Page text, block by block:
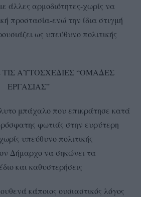
άλλες αρμοδιότητες-χωρίς να
προστασία-ενώ την ίδια στιγμή
ως υπεύθυνο πολιτικής
ΑΥΤΟΣΧΕΔΙΕΣ “ΟΜΑΔΕΣ
ΕΡΓΑΣΙΑΣ”
μπάχαλο που επικράτησε κατά
φωτιάς στην ευρύτερη
υπεύθυνο πολιτικής
Δήμαρχο να σηκώνει τα
και καθυστερήσεις
κάποιος ουσιαστικός λόγος